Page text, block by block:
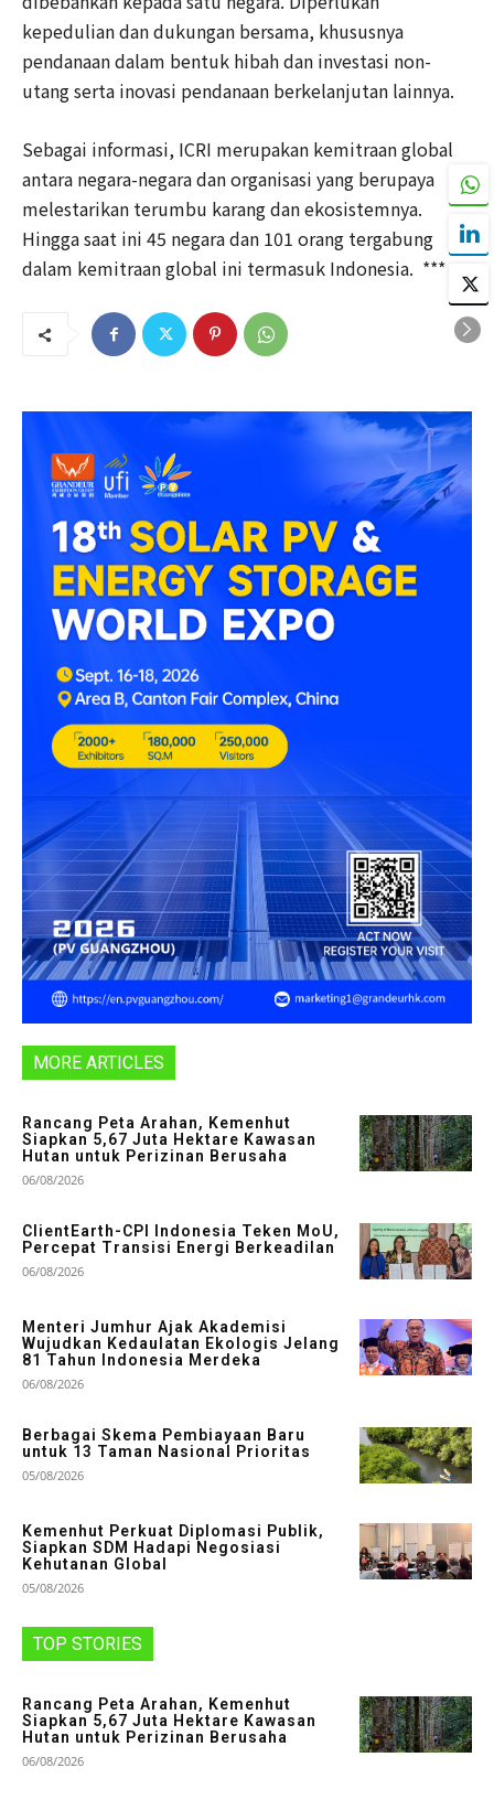
kepedulian dan dukungan bersama, khususnya
pendanaan dalam bentuk hibah dan investasi non-
utang serta inovasi pendanaan berkelanjutan lainnya.
Sebagai informasi, ICRI merupakan kemitraan global
antara negara-negara dan organisasi yang berupaya
melestarikan terumbu karang dan ekosistemnya.
Hingga saat ini 45 negara dan 101 orang tergabung
dalam kemitraan global ini termasuk Indonesia. ***
MORE ARTICLES
Rancang Peta Arahan, Kemenhut
Siapkan 5,67 Juta Hektare Kawasan
Hutan untuk Perizinan Berusaha
06/08/2026
ClientEarth-CPI Indonesia Teken MoU,
Percepat Transisi Energi Berkeadilan
06/08/2026
Menteri Jumhur Ajak Akademisi
Wujudkan Kedaulatan Ekologis Jelang
81 Tahun Indonesia Merdeka
06/08/2026
Berbagai Skema Pembiayaan Baru
untuk 13 Taman Nasional Prioritas
05/08/2026
Kemenhut Perkuat Diplomasi Publik,
Siapkan SDM Hadapi Negosiasi
Kehutanan Global
05/08/2026
TOP STORIES
Rancang Peta Arahan, Kemenhut
Siapkan 5,67 Juta Hektare Kawasan
Hutan untuk Perizinan Berusaha
06/08/2026